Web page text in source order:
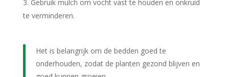
Gebruik mulch om vocht vast te houden en onkruid
te verminderen.
Het is belangrijk om de bedden goed te
onderhouden, zodat de planten gezond blijven en